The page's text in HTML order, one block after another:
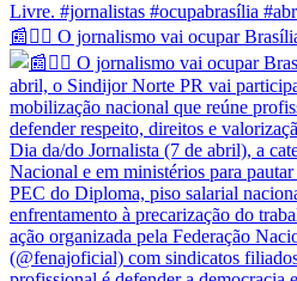
📰✊🏽 O jornalismo vai ocupar